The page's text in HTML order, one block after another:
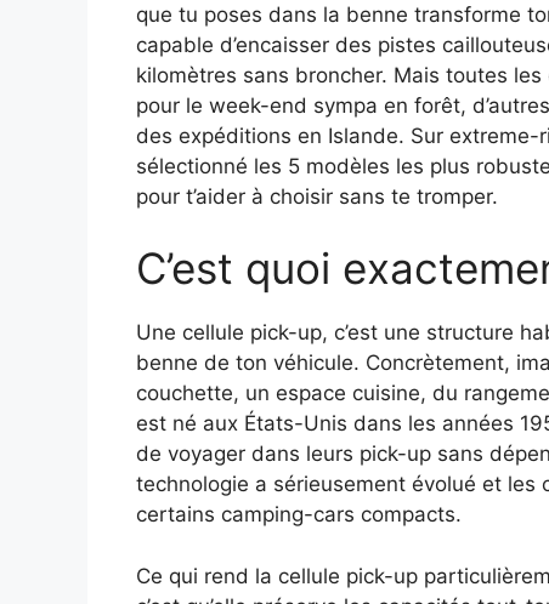
que tu poses dans la benne transforme
capable d’encaisser des pistes
kilomètres sans broncher. Mais toutes
pour le week-end sympa en forêt,
des expéditions en Islande. Sur
sélectionné les 5 modèles les plus
pour t’aider à choisir sans te tromper.
C’est quoi
Une cellule pick-up, c’est une structure
benne de ton véhicule. Concrètement,
couchette, un espace cuisine, du
est né aux États-Unis dans les années
de voyager dans leurs pick-up sans
technologie a sérieusement évolué et les
certains camping-cars compacts.
Ce qui rend la cellule pick-up